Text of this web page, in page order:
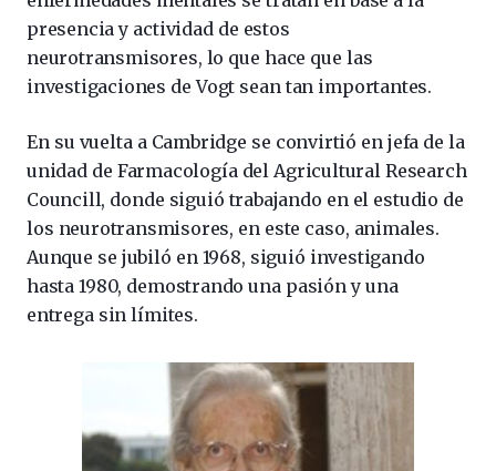
presencia y actividad de estos
neurotransmisores, lo que hace que las
investigaciones de Vogt sean tan importantes.
En su vuelta a Cambridge se convirtió en jefa de la
unidad de Farmacología del Agricultural Research
Councill, donde siguió trabajando en el estudio de
los neurotransmisores, en este caso, animales.
Aunque se jubiló en 1968, siguió investigando
hasta 1980, demostrando una pasión y una
entrega sin límites.